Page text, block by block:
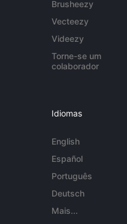
Brusheezy
Vecteezy
Videezy
Torne-se um
colaborador
Idiomas
English
Español
Português
Deutsch
Mais...